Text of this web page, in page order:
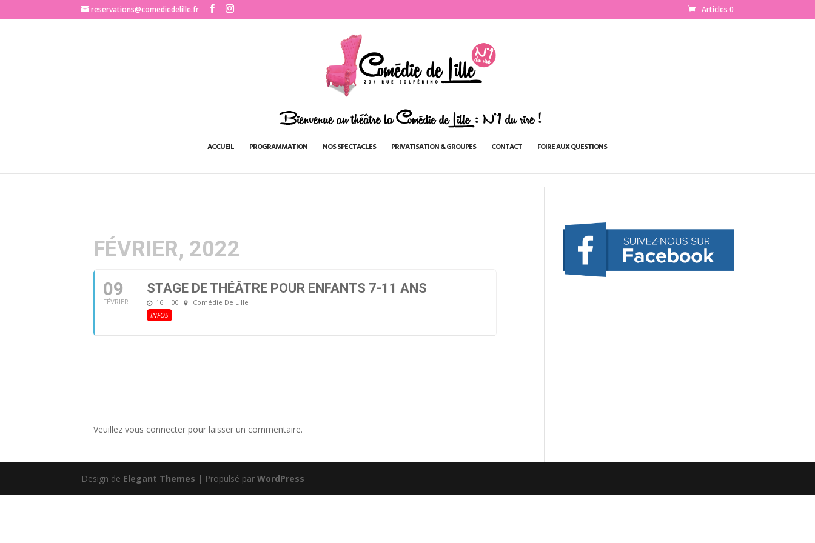
http://www.comediedelille.frreservations@comediedelille.fr Articles 0
ACCUEIL PROGRAMMATION NOS SPECTACLES PRIVATISATION & GROUPES CONTACT FOIRE AUX QUESTIONS
FÉVRIER, 2022
09
FÉVRIER
STAGE DE THÉÂTRE POUR ENFANTS 7-11 ANS
16 H 00
Comédie De Lille
INFOS
Veuillez vous connecter pour laisser un commentaire.
Design de Elegant Themes | Propulsé parWordPress